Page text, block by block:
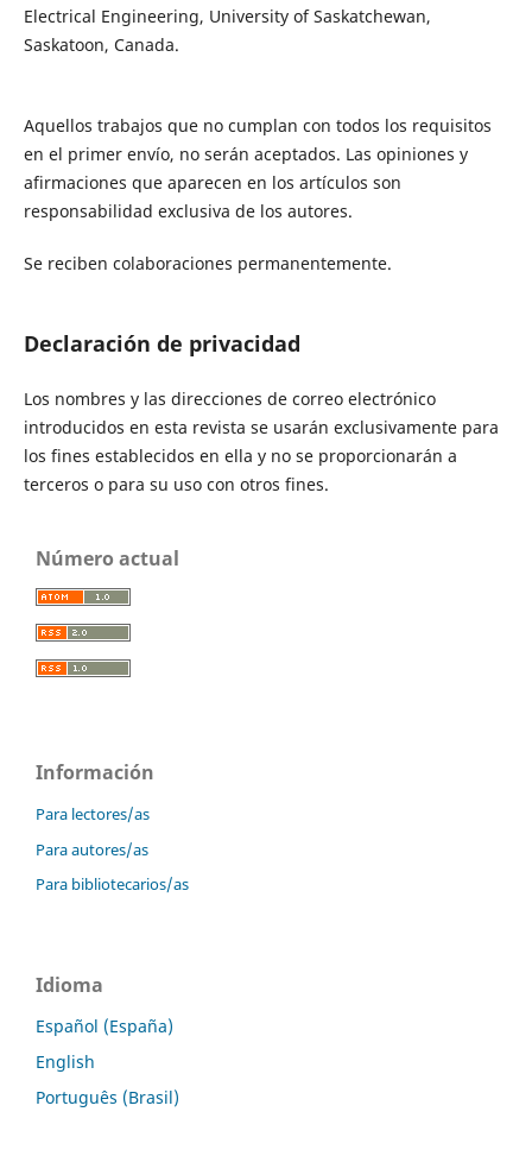
Electrical Engineering, University of Saskatchewan,
Saskatoon, Canada.
Aquellos trabajos que no cumplan con todos los requisitos
en el primer envío, no serán aceptados. Las opiniones y
afirmaciones que aparecen en los artículos son
responsabilidad exclusiva de los autores.
Se reciben colaboraciones permanentemente.
Declaración de privacidad
Los nombres y las direcciones de correo electrónico
introducidos en esta revista se usarán exclusivamente para
los fines establecidos en ella y no se proporcionarán a
terceros o para su uso con otros fines.
Número actual
Información
Para lectores/as
Para autores/as
Para bibliotecarios/as
Idioma
Español (España)
English
Português (Brasil)